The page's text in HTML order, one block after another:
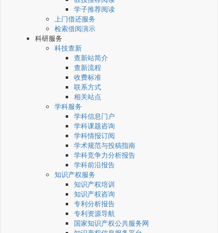
学子推荐阅读
上门借还服务
检索借阅演示
科研服务
科技查新
查新站简介
查新流程
收费标准
联系方式
相关站点
学科服务
学科信息门户
学科课题咨询
学科情报订阅
学术规范与投稿指南
学科竞争力分析报告
学科前沿报告
知识产权服务
知识产权培训
知识产权咨询
专利分析报告
专利资源导航
国家知识产权公共服务网